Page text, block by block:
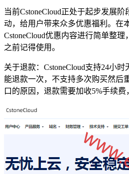
当前CstoneCloud正处于起步发展
动，给用户带来众多优惠福利。在
CstoneCloud优惠内容进行简单整
之前记得使用。
关于退款：CstoneCloud支持24小
能退款一次，不支持多次购买然后
口的原因，退款需要加收5%手续费